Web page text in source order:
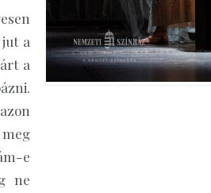
a
a
e
ne